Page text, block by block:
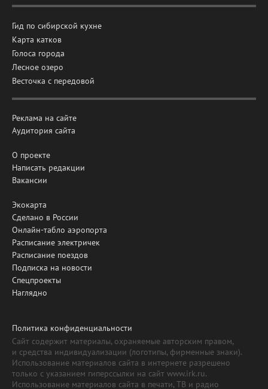
Гид по сибирской кухне
Карта катков
Голоса города
Лесное озеро
Весточка с передовой
Реклама на сайте
Аудитория сайта
О проекте
Написать редакции
Вакансии
Экокарта
Сделано в России
Онлайн-табло аэропорта
Расписание электричек
Расписание поездов
Подписка на новости
Спецпроекты
Наглядно
Политика конфиденциальности
Сайт содержит материалы, охраняемые авторским правом,
и средства индивидуализации (логотипы, фирменные знаки).
Использование материалов сайта в интернете разрешено
только с указанием гиперссылки на сайт www.irk.ru.
Использование материалов сайта в печати, ТВ и радио